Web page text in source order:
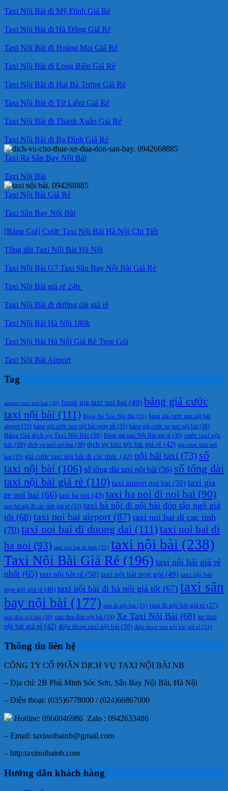
Taxi Nội Bài đi Mỹ Đình Giá Rẻ
Taxi Nội Bài đi Hà Đông Giá Rẻ
Taxi Nội Bài đi Hoàng Mai Giá Rẻ
Taxi Nội Bài đi Long Biên Giá Rẻ
Taxi Nội Bài đi Hai Bà Trưng Giá Rẻ
Taxi Nội Bài đi Từ Liêm Giá Rẻ
Taxi Nội Bài đi Thanh Xuân Giá Rẻ
Taxi Nội Bài đi Ba Đình Giá Rẻ
Taxi Ra Sân Bay Nội Bài
Taxi Nội Bài
Taxi Nội Bài Giá Rẻ
Taxi Sân Bay Nội Bài
[Bảng Giá] Cước Taxi Nội Bài Hà Nội Chi Tiết
Tổng đài Taxi Nội Bài Hà Nội
Taxi Nội Bài G7 Taxi Sân Bay Nội Bài Giá Rẻ
Taxi Nội Bài giá rẻ 24h
Taxi Nội Bài đi đường dài giá rẻ
Taxi Nội Bài Hà Nội 180k
Taxi Nội Bài Hà Nội Giá Rẻ Trọn Gói
Taxi Nội Bài Airport
Tag
airport taxi noi bai (30) bang gia taxi noi bai (49) bảng giá cước
taxi nội bài (111) Book Xe Taxi Nội Bài (31) bảng giá cước taxi nội bài
airport (33) bảng giá cước taxi nội bài ngày tết (35) bảng giá cước xe taxi nội bài (36)
Bảng Giá dịch vụ Taxi Nội Bài (38) Bảng giá taxi Nội Bài giá rẻ (36) cước taxi nội
bài (39) dich vu taxi noi bai (36) dịch vụ taxi nội bài giá rẻ (42) gia cuoc taxi noi
bai (33) giá cước taxi nội bài đi các tỉnh. (42) nội bài taxi (73) số
taxi nội bài (106) số tổng đài taxi nội bài (56) số tổng đài
taxi nội bài giá rẻ (110) taxi airport noi bai (50) taxi gia
re noi bai (66) taxi ha noi (43) taxi ha noi di noi bai (90)
taxi hà nội đi các tỉnh giá rẻ (33) taxi hà nội đi nội bài đón tận ngõ giá
tốt (68) taxi noi bai airport (87) taxi noi bai di cac tinh
(70) taxi noi bai di duong dai (111)taxi noi bai di
ha noi (93) taxi noi bai di tinh (31) taxi nội bài (238)
Taxi Nội Bài Giá Rẻ (196) taxi nội bài giá rẻ
nhất (65) taxi nội bài rẻ (50) taxi nội bài trọn gói (49) taxi nội bài
trọn gói giá rẻ (40) taxi nội bài đi hà nội giá tốt (67) taxi sân
bay nội bài (177) taxi đi nội bài (31) taxi đi nội bài giá rẻ (37)
taxi đón nội bài (30) taxi đưa đón nội bài (34) Xe Taxi Nội Bài (68) xe taxi
nội bài giá rẻ (42) điện thoại taxi nội bài (38) điện thoại taxi nội bài giá rẻ (31)
Thông tin liên hệ
CÔNG TY CỔ PHẦN DỊCH VỤ TAXI NỘI BÀI NB
– Địa chỉ: 2B Phú Minh Sóc Sơn, Sân Bay Nội Bài, Hà Nội
– Điện thoại: (035)6778000 / (024)66867000
Hotline: 0966046986 Zalo : 0942633486
– Email: taxinoibainb@gmail.com
– http:taxinoibainb.com
Hướng dẫn khách hàng